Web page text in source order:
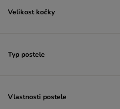
Velikost kočky
Typ postele
Vlastnosti postele